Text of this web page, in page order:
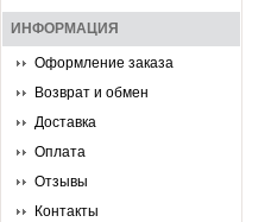
ИНФОРМАЦИЯ
Оформление заказа
Возврат и обмен
Доставка
Оплата
Отзывы
Контакты